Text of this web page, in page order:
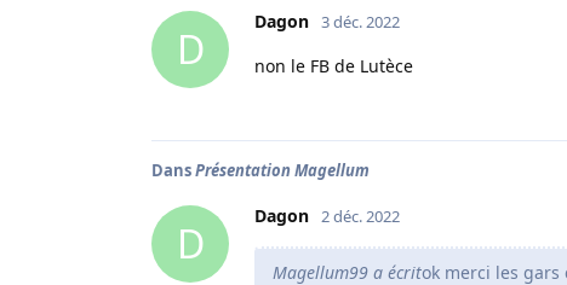
D
Dagon 3 déc. 2022
non le FB de Lutèce
DansPrésentation Magellum
D
Dagon 2 déc. 2022
Magellum99 a écritok merci les gars